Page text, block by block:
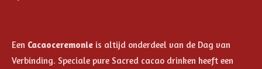
Een Cacaoceremonie is altijd onderdeel van de Dag van
Verbinding. Speciale pure Sacred cacao drinken heeft een